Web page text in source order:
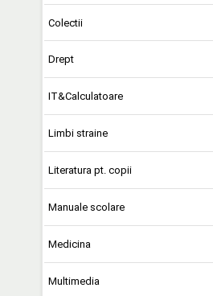
Colectii
Drept
IT&Calculatoare
Limbi straine
Literatura pt. copii
Manuale scolare
Medicina
Multimedia